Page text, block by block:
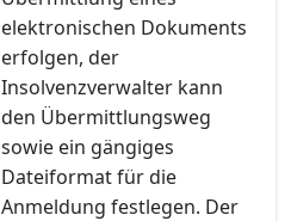
elektronischen Dokuments
erfolgen, der
Insolvenzverwalter kann
den Übermittlungsweg
sowie ein gängiges
Dateiformat für die
Anmeldung festlegen. Der